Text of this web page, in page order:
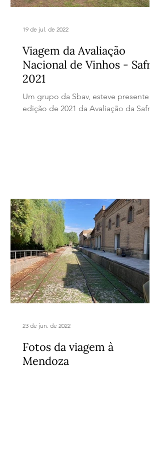
Viagem da Avaliação
Nacional de Vinhos - Safra
2021
Um grupo da Sbav, esteve presente na
edição de 2021 da Avaliação da Safra.
19 de jul. de 2022
Fotos da viagem à
Mendoza
23 de jun. de 2022